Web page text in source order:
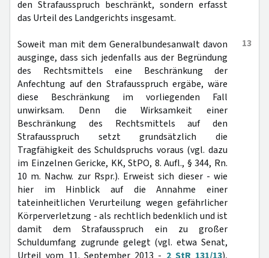
den Strafausspruch beschränkt, sondern erfasst
das Urteil des Landgerichts insgesamt.
13
Soweit man mit dem Generalbundesanwalt davon
ausginge, dass sich jedenfalls aus der Begründung
des Rechtsmittels eine Beschränkung der
Anfechtung auf den Strafausspruch ergäbe, wäre
diese Beschränkung im vorliegenden Fall
unwirksam. Denn die Wirksamkeit einer
Beschränkung des Rechtsmittels auf den
Strafausspruch setzt grundsätzlich die
Tragfähigkeit des Schuldspruchs voraus (vgl. dazu
im Einzelnen Gericke, KK, StPO, 8. Aufl., § 344, Rn.
10 m. Nachw. zur Rspr.). Erweist sich dieser - wie
hier im Hinblick auf die Annahme einer
tateinheitlichen Verurteilung wegen gefährlicher
Körperverletzung - als rechtlich bedenklich und ist
damit dem Strafausspruch ein zu großer
Schuldumfang zugrunde gelegt (vgl. etwa Senat,